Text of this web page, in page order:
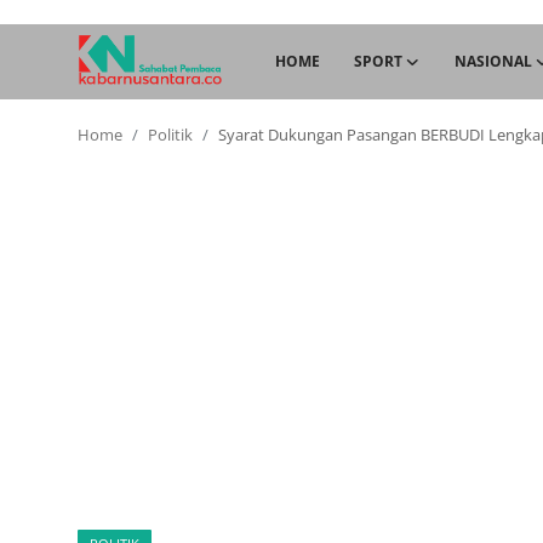
HOME SPORT NASIONAL
Home Politik Syarat Dukungan Pasangan BERBUDI